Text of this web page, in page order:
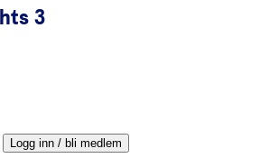
3
Logg inn / bli medlem